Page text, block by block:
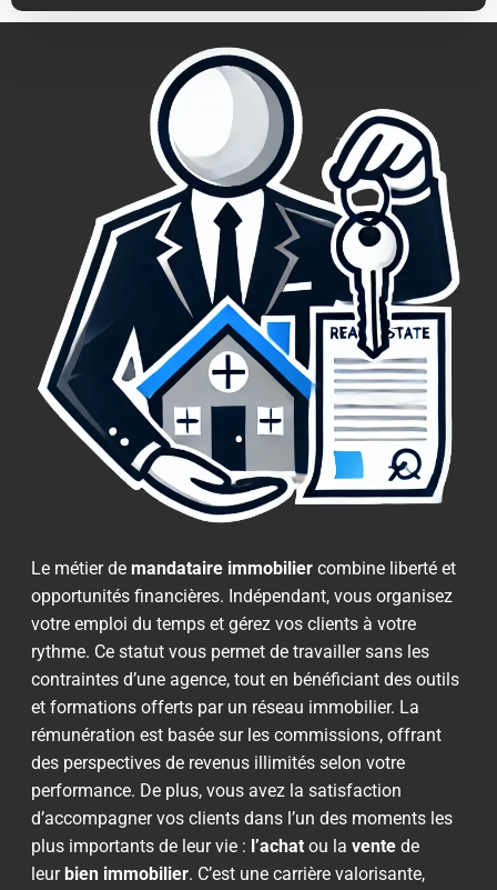
Le métier de mandataire immobiliercombine liberté et
opportunités financières. Indépendant, vous organisez
votre emploi du temps et gérez vos clients à votre
rythme. Ce statut vous permet de travailler sans les
contraintes d’une agence, tout en bénéficiant des outils
et formations offerts par un réseau immobilier. La
rémunération est basée sur les commissions, offrant
des perspectives de revenus illimités selon votre
performance. De plus, vous avez la satisfaction
d’accompagner vos clients dans l’un des moments les
plus importants de leur vie : l’achat ou la vente de
leur bien immobilier. C’est une carrière valorisante,